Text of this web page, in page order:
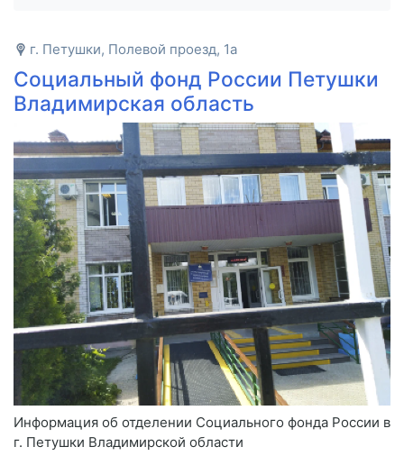
г. Петушки, Полевой проезд, 1а
Социальный фонд России Петушки
Владимирская область
Информация об отделении Социального фонда России в
г. Петушки Владимирской области